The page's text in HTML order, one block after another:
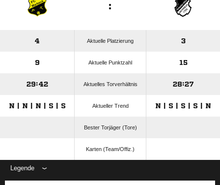
:
4 Aktuelle Platzierung 3
9 Aktuelle Punktzahl 15
29:42 Aktuelles Torverhältnis 28:27
N | N | N | S | S Aktueller Trend N | S | S | S | N
Bester Torjäger (Tore)
Karten (Team/Offiz.)
Legende
ANZEIGE